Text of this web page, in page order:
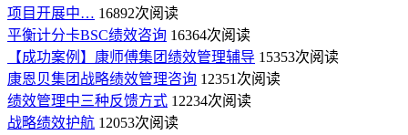
项目开展中… 16892次阅读
平衡计分卡BSC绩效咨询 16364次阅读
【成功案例】康师傅集团绩效管理辅导 15353次阅读
康恩贝集团战略绩效管理咨询 12351次阅读
绩效管理中三种反馈方式 12234次阅读
战略绩效护航 12053次阅读